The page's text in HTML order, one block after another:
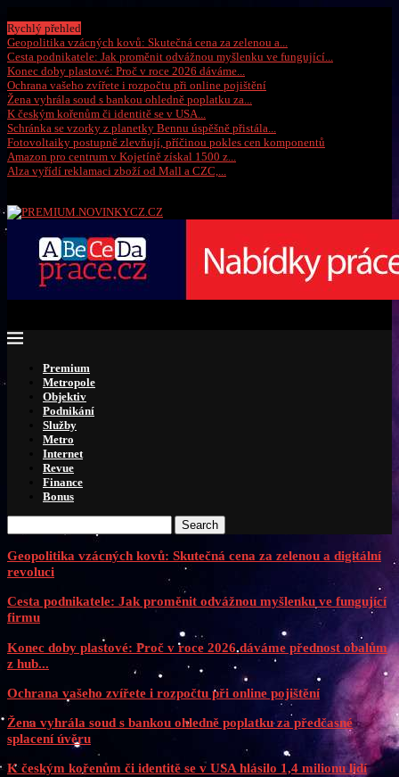
Rychlý přehled
Geopolitika vzácných kovů: Skutečná cena za zelenou a...
Cesta podnikatele: Jak proměnit odvážnou myšlenku ve fungující...
Konec doby plastové: Proč v roce 2026 dáváme...
Ochrana vašeho zvířete i rozpočtu při online pojištění
Žena vyhrála soud s bankou ohledně poplatku za...
K českým kořenům či identitě se v USA...
Schránka se vzorky z planetky Bennu úspěšně přistála...
Fotovoltaiky postupně zlevňují, příčinou pokles cen komponentů
Amazon pro centrum v Kojetíně získal 1500 z...
Alza vyřídí reklamaci zboží od Mall a CZC,...
Premium
Metropole
Objektiv
Podnikání
Služby
Metro
Internet
Revue
Finance
Bonus
Search
Geopolitika vzácných kovů: Skutečná cena za zelenou a digitální
revoluci
Cesta podnikatele: Jak proměnit odvážnou myšlenku ve fungující
firmu
Konec doby plastové: Proč v roce 2026 dáváme přednost obalům
z hub...
Ochrana vašeho zvířete i rozpočtu při online pojištění
Žena vyhrála soud s bankou ohledně poplatku za předčasné
splacení úvěru
K českým kořenům či identitě se v USA hlásilo 1,4 milionu lidí